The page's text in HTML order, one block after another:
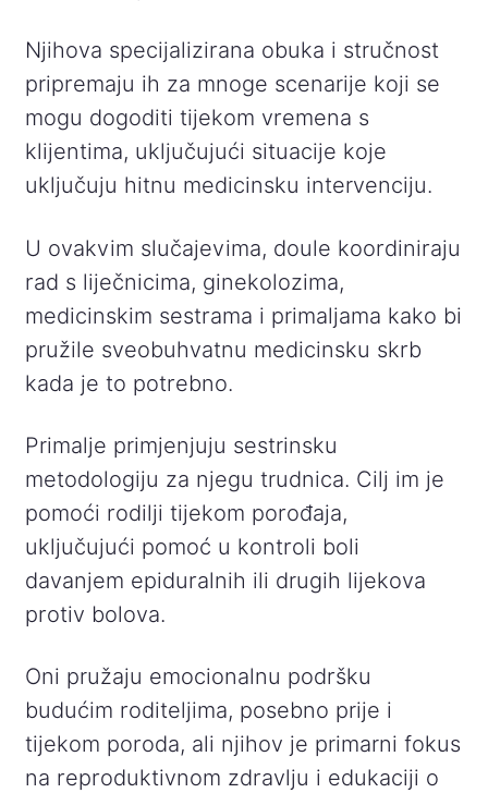
Njihova specijalizirana obuka i stručnost
pripremaju ih za mnoge scenarije koji se
mogu dogoditi tijekom vremena s
klijentima, uključujući situacije koje
uključuju hitnu medicinsku intervenciju.
U ovakvim slučajevima, doule koordiniraju
rad s liječnicima, ginekolozima,
medicinskim sestrama i primaljama kako bi
pružile sveobuhvatnu medicinsku skrb
kada je to potrebno.
Primalje primjenjuju sestrinsku
metodologiju za njegu trudnica. Cilj im je
pomoći rodilji tijekom porođaja,
uključujući pomoć u kontroli boli
davanjem epiduralnih ili drugih lijekova
protiv bolova.
Oni pružaju emocionalnu podršku
budućim roditeljima, posebno prije i
tijekom poroda, ali njihov je primarni fokus
na reproduktivnom zdravlju i edukaciji o